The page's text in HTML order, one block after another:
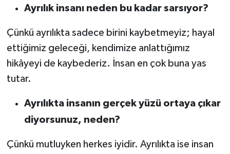
Ayrılık insanı neden bu kadar sarsıyor?
Çünkü ayrılıkta sadece birini kaybetmeyiz; hayal
ettiğimiz geleceği, kendimize anlattığımız
hikâyeyi de kaybederiz. İnsan en çok buna yas
tutar.
Ayrılıkta insanın gerçek yüzü ortaya çıkar
diyorsunuz, neden?
Çünkü mutluyken herkes iyidir. Ayrılıkta ise insan